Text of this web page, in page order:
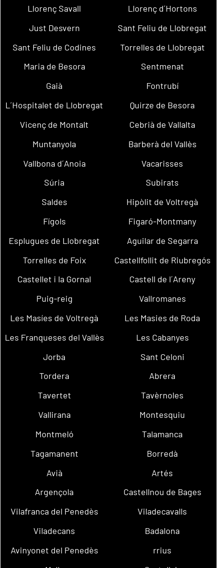
Llorenç Savall
Llorenç d´Hortons
Just Desvern
Sant Feliu de Llobregat
Sant Feliu de Codines
Torrelles de Llobregat
Maria de Besora
Sentmenat
Gaià
Fontrubí
L´Hospitalet de Llobregat
Quirze de Besora
Vicenç de Montalt
Cebrià de Vallalta
Muntanyola
Barberà del Vallès
Vallbona d´Anoia
Vacarisses
Súria
Subirats
Saldes
Hipòlit de Voltregà
Fígols
Figaró-Montmany
Esplugues de Llobregat
Aguilar de Segarra
Torrelles de Foix
Castellfollit de Riubregós
Castellet i la Gornal
Castell de l´Areny
Puig-reig
Vallromanes
Les Masíes de Voltregà
Les Masies de Roda
Les Franqueses del Vallès
Les Cabanyes
Jorba
Sant Celoni
Tordera
Abrera
Tavertet
Tavèrnoles
Vallirana
Montesquiu
Montmeló
Talamanca
Tagamanent
Borredà
Avià
Artés
Argençola
Castellnou de Bages
Vilafranca del Penedès
Viladecavalls
Viladecans
Badalona
Avinyonet del Penedès
rrius